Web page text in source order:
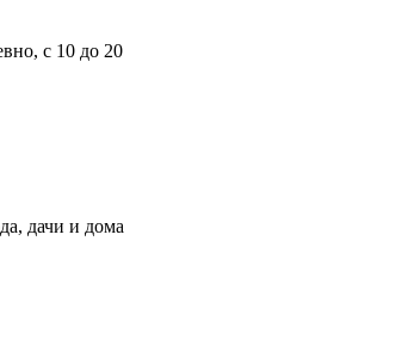
с 10 до 20
дачи и дома